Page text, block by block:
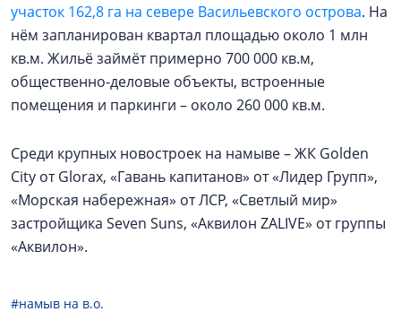
участок 162,8 га на севере Васильевского острова. На
нём запланирован квартал площадью около 1 млн
кв.м. Жильё займёт примерно 700 000 кв.м,
общественно-деловые объекты, встроенные
помещения и паркинги – около 260 000 кв.м.
Среди крупных новостроек на намыве – ЖК Golden
City от Glorax, «Гавань капитанов» от «Лидер Групп»,
«Морская набережная» от ЛСР, «Светлый мир»
застройщика Seven Suns, «Аквилон ZALIVE» от группы
«Аквилон».
#намыв на в.о.